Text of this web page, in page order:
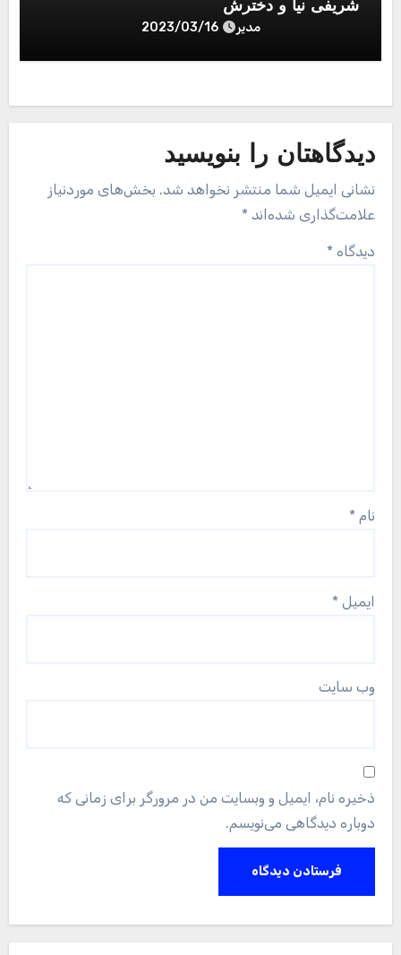
شریفی نیا و دخترش
مدیر 2023/03/16
دیدگاهتان را بنویسید
نشانی ایمیل شما منتشر نخواهد شد. بخش‌های موردنیاز
علامت‌گذاری شده‌اند *
دیدگاه *
نام *
ایمیل *
وب‌ سایت
ذخیره نام، ایمیل و وبسایت من در مرورگر برای زمانی که
دوباره دیدگاهی می‌نویسم.